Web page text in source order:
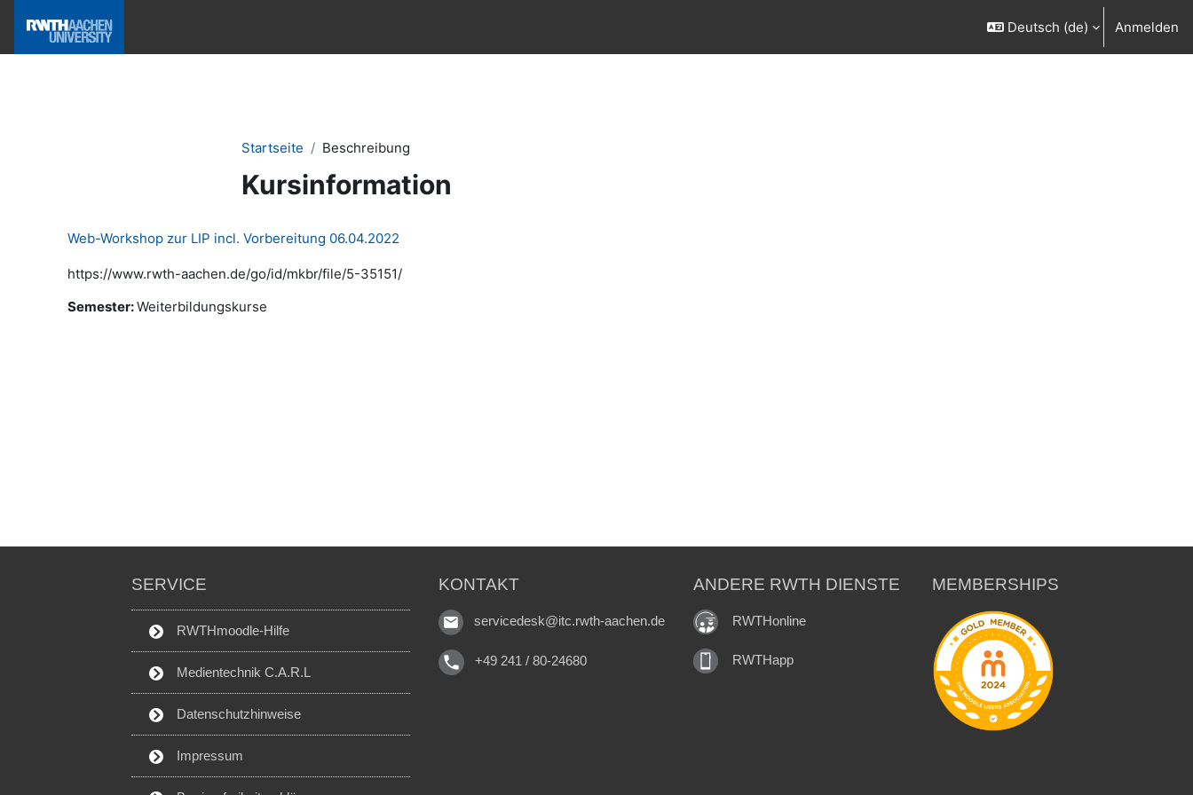
Deutsch ‎(de)‎ Anmelden
Startseite Beschreibung
Kursinformation
Web-Workshop zur LIP incl. Vorbereitung 06.04.2022
https://www.rwth-aachen.de/go/id/mkbr/file/5-35151/
Semester:Weiterbildungskurse
SERVICE
RWTHmoodle-Hilfe
Medientechnik C.A.R.L
Datenschutzhinweise
Impressum
KONTAKT
servicedesk@itc.rwth-aachen.de
+49 241 / 80-24680
ANDERE RWTH DIENSTE
RWTHonline
RWTHapp
MEMBERSHIPS